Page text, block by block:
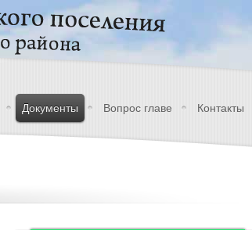
Документы Вопрос главе Контакты